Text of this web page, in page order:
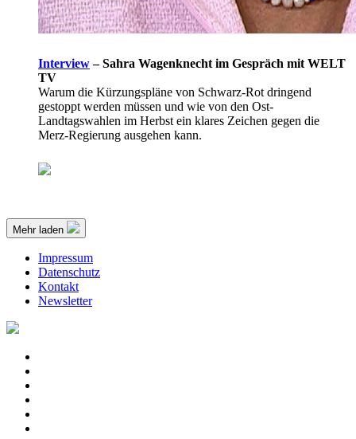
Interview– Sahra Wagenknecht im Gespräch mit WELT
TV
Warum die Kürzungspläne von Schwarz-Rot dringend
gestoppt werden müssen und wie von den Ost-
Landtagswahlen im Herbst ein klares Zeichen gegen die
Merz-Regierung ausgehen kann.
Mehr laden
Impressum
Datenschutz
Kontakt
Newsletter